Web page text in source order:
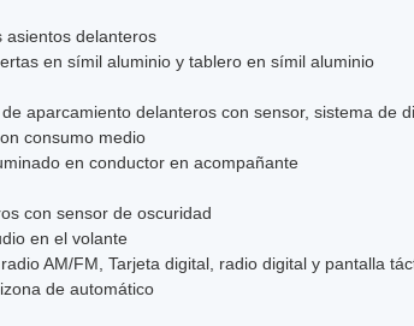
asientos delanteros
en símil aluminio y tablero en símil aluminio
aparcamiento delanteros con sensor, sistema de
consumo medio
en conductor en acompañante
con sensor de oscuridad
en el volante
AM/FM, Tarjeta digital, radio digital y pantalla
de automático